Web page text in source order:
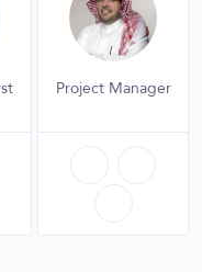
Project Manager